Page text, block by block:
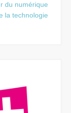
du numérique
la technologie